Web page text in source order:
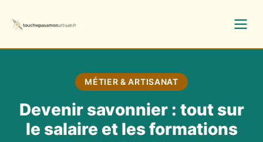
MÉTIER & ARTISANAT
Devenir savonnier : tout sur
le salaire et les formations